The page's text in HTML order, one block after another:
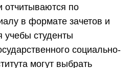
отчитываются по
в формате зачетов и
учебы студенты
социально-
могут выбрать